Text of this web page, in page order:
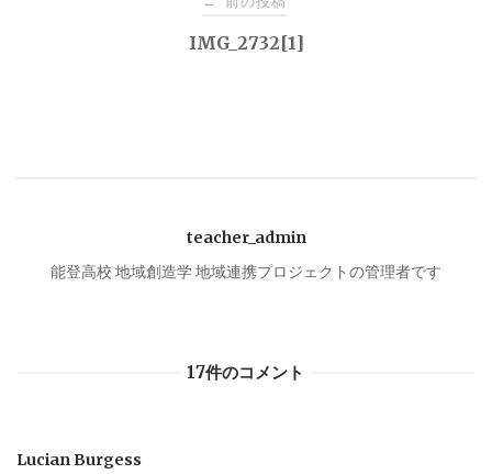
ン
IMG_2732[1]
teacher_admin
能登高校 地域創造学 地域連携プロジェクトの管理者です
17件のコメント
Lucian Burgess